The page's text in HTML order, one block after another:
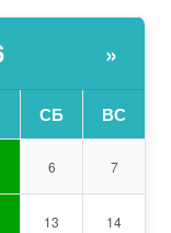
»
СБ ВС
6 7
13 14